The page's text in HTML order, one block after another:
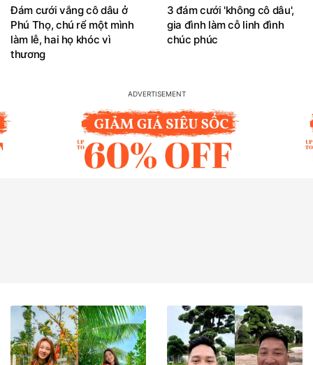
Đám cưới vắng cô dâu ở
Phú Thọ, chú rể một mình
làm lễ, hai họ khóc vì
thương
3 đám cưới 'không cô dâu',
gia đình làm cỗ linh đình
chúc phúc